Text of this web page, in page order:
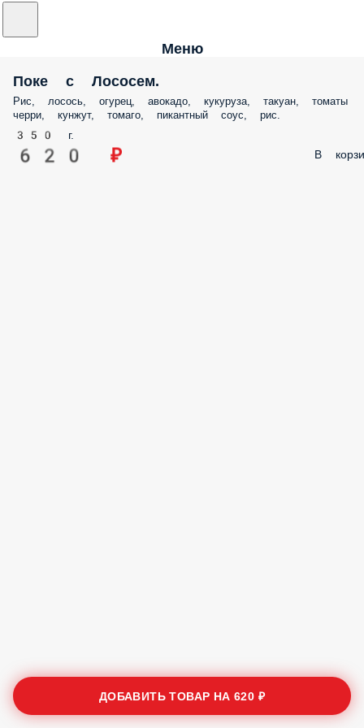
Меню
Поке с Лососем.
Рис, лосось, огурец, авокадо, кукуруза, такуан, томаты
черри, кунжут, томаго, пикантный соус, рис.
350 г.
620 ₽ В
ДОБАВИТЬ ТОВАР НА620 ₽